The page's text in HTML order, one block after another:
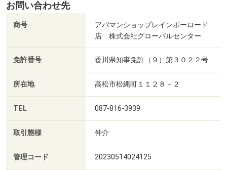
お問い合わせ先
商号
アパマンショップレインボーロード
店 株式会社グローバルセンター
免許番号 香川県知事免許（９）第３０２２号
所在地 高松市松縄町１１２８－２
TEL 087-816-3939
取引態様 仲介
管理コード 20230514024125